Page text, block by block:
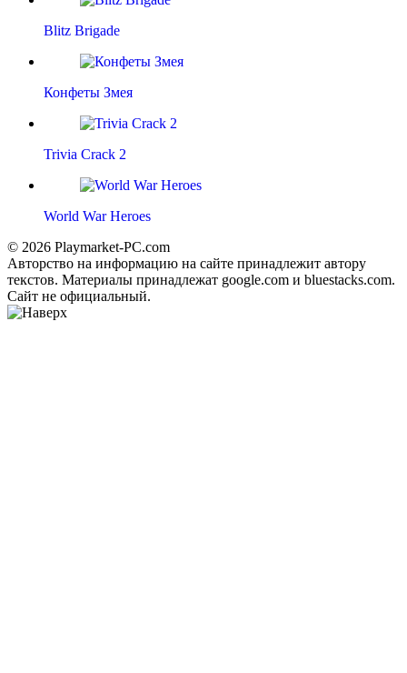
Blitz Brigade
Конфеты Змея
Trivia Crack 2
World War Heroes
© 2026 Playmarket-PC.com
Авторство на информацию на сайте принадлежит автору
текстов. Материалы принадлежат google.com и bluestacks.com.
Сайт не официальный.